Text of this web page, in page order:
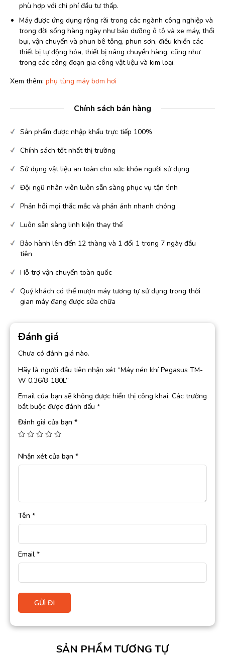
phù hợp với chi phí đầu tư thấp.
Máy được ứng dụng rộng rãi trong các ngành công nghiệp và
trong đời sống hàng ngày như bảo dưỡng ô tô và xe máy, thổi
bụi, vận chuyển và phun bê tông, phun sơn, điều khiển các
thiết bị tự động hóa, thiết bị nâng chuyển hàng, cũng như
trong các công đoạn gia công vật liệu và kim loại.
Xem thêm: phụ tùng máy bơm hơi
Chính sách bán hàng
Sản phẩm được nhập khẩu trực tiếp 100%
Chính sách tốt nhất thị trường
Sử dụng vật liệu an toàn cho sức khỏe người sử dụng
Đội ngũ nhân viên luôn sẵn sàng phục vụ tận tình
Phản hồi mọi thắc mắc và phản ánh nhanh chóng
Luôn sẵn sàng linh kiện thay thế
Bảo hành lên đến 12 thàng và 1 đổi 1 trong 7 ngày đầu
tiên
Hỗ trợ vận chuyển toàn quốc
Quý khách có thể mượn máy tương tự sử dụng trong thời
gian máy đang được sửa chữa
Đánh giá
Chưa có đánh giá nào.
Hãy là người đầu tiên nhận xét “Máy nén khí Pegasus TM-
W-0.36/8-180L”
Email của bạn sẽ không được hiển thị công khai. Các trường
bắt buộc được đánh dấu *
Đánh giá của bạn *
Nhận xét của bạn *
Tên *
Email *
SẢN PHẨM TƯƠNG TỰ